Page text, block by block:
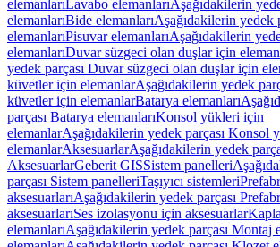
elemanlarıLavabo elemanlarıAşağıdakilerin
elemanlarıBide elemanlarıAşağıdakilerin yedek
elemanlarıPisuvar elemanlarıAşağıdakilerin
elemanlarıDuvar süzgeci olan duşlar için
yedek parçası Duvar süzgeci olan duşlar için
küvetler için elemanlarAşağıdakilerin yedek
küvetler için elemanlarBatarya elemanları
parçası Batarya elemanlarıKonsol yükleri için
elemanlarAşağıdakilerin yedek parçası Konsol
elemanlarAksesuarlarAşağıdakilerin yedek
AksesuarlarGeberit GISSistem panelleri
parçası Sistem panelleriTaşıyıcı sistemleri
aksesuarlarıAşağıdakilerin yedek parçası
aksesuarlarıSes izolasyonu için aksesuarlar
elemanlarıAşağıdakilerin yedek parçası Montaj